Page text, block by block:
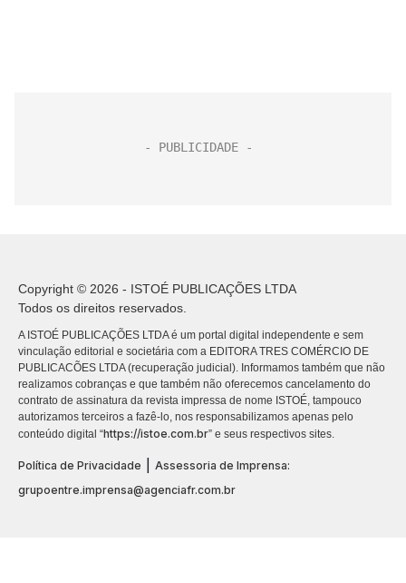
Copyright © 2026 - ISTOÉ PUBLICAÇÕES LTDA
Todos os direitos reservados.
A ISTOÉ PUBLICAÇÕES LTDA é um portal digital independente e sem
vinculação editorial e societária com a EDITORA TRES COMÉRCIO DE
PUBLICACÕES LTDA (recuperação judicial). Informamos também que não
realizamos cobranças e que também não oferecemos cancelamento do
contrato de assinatura da revista impressa de nome ISTOÉ, tampouco
autorizamos terceiros a fazê-lo, nos responsabilizamos apenas pelo
conteúdo digital “https://istoe.com.br” e seus respectivos sites.
Política de Privacidade
Assessoria de Imprensa:
grupoentre.imprensa@agenciafr.com.br